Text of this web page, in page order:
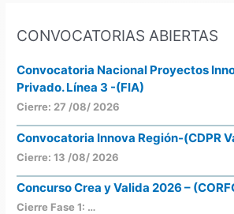
CONVOCATORIAS ABIERTAS
Convocatoria Nacional Proyectos
Privado. Línea 3 -(FIA)
Cierre: 27 /08/ 2026
Convocatoria Innova Región-(CDPR
Cierre: 13 /08/ 2026
Concurso Crea y Valida 2026 –
Cierre Fase 1: …